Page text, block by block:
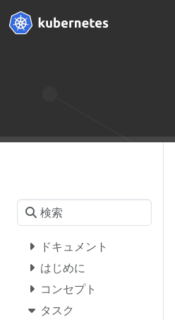
ドキュメント
はじめに
コンセプト
タスク